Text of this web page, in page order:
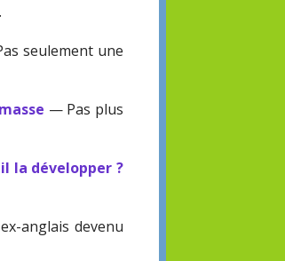
seulement une
— Pas plus
la développer ?
anglais devenu